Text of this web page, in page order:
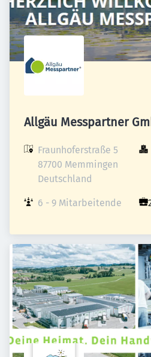
Allgäu Messpartner
Fraunhoferstraße 5
87700 Memmingen
Deutschland
6 - 9 Mitarbeitende